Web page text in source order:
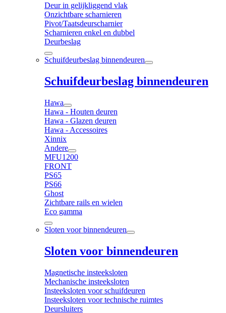
Deur in gelijkliggend vlak
Onzichtbare scharnieren
Pivot/Taatsdeurscharnier
Scharnieren enkel en dubbel
Deurbeslag
Schuifdeurbeslag binnendeuren
Schuifdeurbeslag binnendeuren
Hawa
Hawa - Houten deuren
Hawa - Glazen deuren
Hawa - Accessoires
Xinnix
Andere
MFU1200
FRONT
PS65
PS66
Ghost
Zichtbare rails en wielen
Eco gamma
Sloten voor binnendeuren
Sloten voor binnendeuren
Magnetische insteeksloten
Mechanische insteeksloten
Insteeksloten voor schuifdeuren
Insteeksloten voor technische ruimtes
Deursluiters